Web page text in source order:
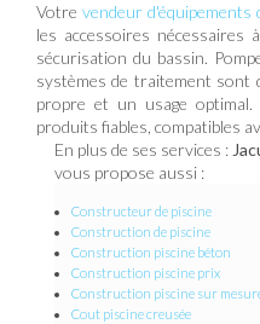
Votre vendeur d'équipements
les accessoires nécessaires
sécurisation du bassin.
systèmes de traitement sont
propre et un usage optimal.
produits fiables, compatibles
En plus de ses services :
vous propose aussi :
Constructeur de piscine
Construction de piscine
Construction piscine béton
Construction piscine prix
Construction piscine sur
Cout piscine creusée